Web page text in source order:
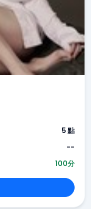
5 點
--
100分